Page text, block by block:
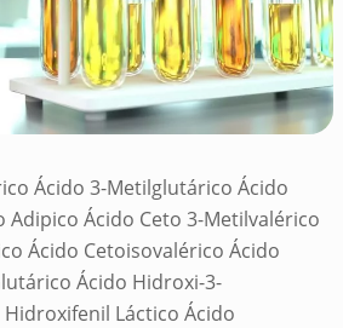
Ácido 3-Metilglutárico Ácido
Adipico Ácido Ceto 3-Metilvalérico
Ácido Cetoisovalérico Ácido
Ácido Hidroxi-3-
Láctico Ácido